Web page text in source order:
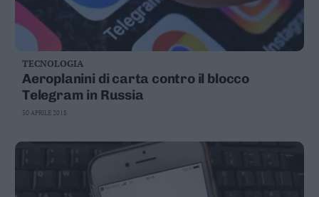
TECNOLOGIA
Aeroplanini di carta contro il blocco
Telegram in Russia
30 APRILE 2018